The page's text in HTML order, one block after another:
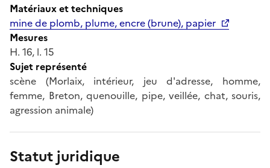
Matériaux et techniques
mine de plomb, plume, encre (brune), papier
Mesures
H. 16, l. 15
Sujet représenté
scène (Morlaix, intérieur, jeu d'adresse, homme,
femme, Breton, quenouille, pipe, veillée, chat, souris,
agression animale)
Statut juridique